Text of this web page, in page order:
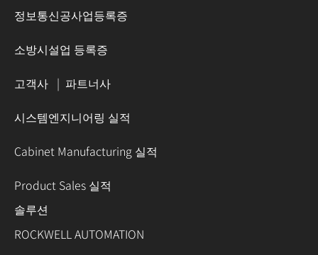
정보통신공사업등록증
소방시설업 등록증
고객사 | 파트너사
시스템엔지니어링 실적
Cabinet Manufacturing 실적
Product Sales 실적
솔루션
ROCKWELL AUTOMATION